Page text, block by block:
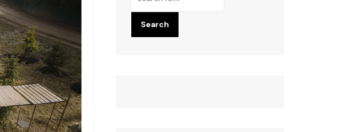
Search